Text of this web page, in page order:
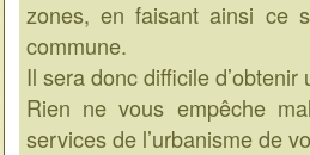
zones, en faisant ainsi ce
commune.
Il sera donc difficile
Rien ne vous empêche
services de l’urbanisme de